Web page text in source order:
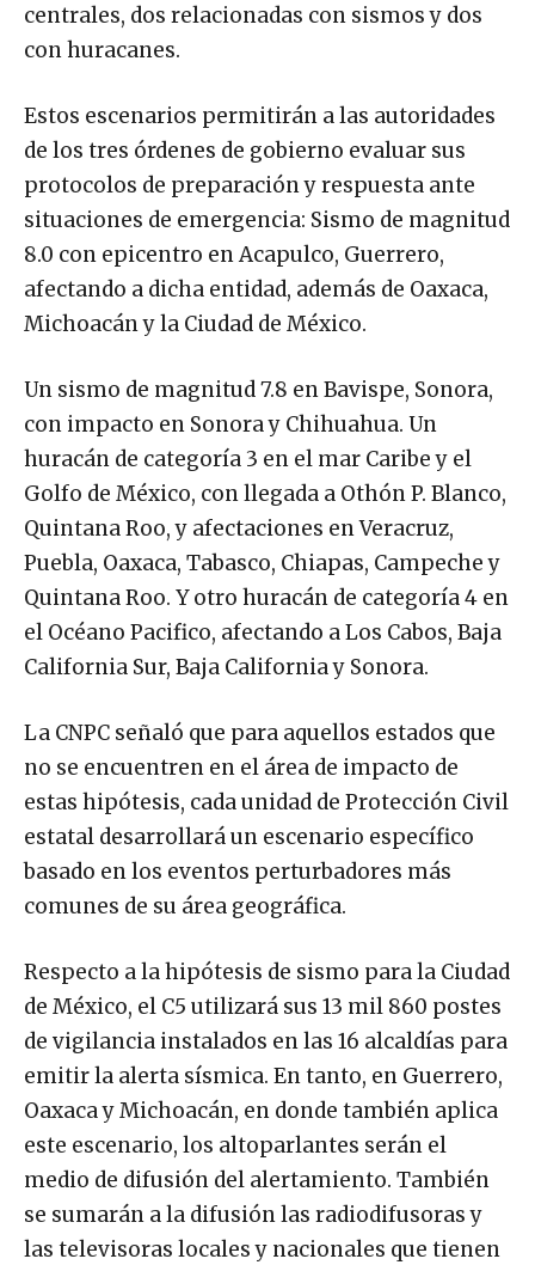
centrales, dos relacionadas con sismos y dos
con huracanes.
Estos escenarios permitirán a las autoridades
de los tres órdenes de gobierno evaluar sus
protocolos de preparación y respuesta ante
situaciones de emergencia: Sismo de magnitud
8.0 con epicentro en Acapulco, Guerrero,
afectando a dicha entidad, además de Oaxaca,
Michoacán y la Ciudad de México.
Un sismo de magnitud 7.8 en Bavispe, Sonora,
con impacto en Sonora y Chihuahua. Un
huracán de categoría 3 en el mar Caribe y el
Golfo de México, con llegada a Othón P. Blanco,
Quintana Roo, y afectaciones en Veracruz,
Puebla, Oaxaca, Tabasco, Chiapas, Campeche y
Quintana Roo. Y otro huracán de categoría 4 en
el Océano Pacifico, afectando a Los Cabos, Baja
California Sur, Baja California y Sonora.
La CNPC señaló que para aquellos estados que
no se encuentren en el área de impacto de
estas hipótesis, cada unidad de Protección Civil
estatal desarrollará un escenario específico
basado en los eventos perturbadores más
comunes de su área geográfica.
Respecto a la hipótesis de sismo para la Ciudad
de México, el C5 utilizará sus 13 mil 860 postes
de vigilancia instalados en las 16 alcaldías para
emitir la alerta sísmica. En tanto, en Guerrero,
Oaxaca y Michoacán, en donde también aplica
este escenario, los altoparlantes serán el
medio de difusión del alertamiento. También
se sumarán a la difusión las radiodifusoras y
las televisoras locales y nacionales que tienen